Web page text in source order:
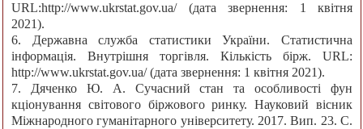
URL:http://www.ukrstat.gov.ua/ (дата звернення: 1 квітня
2021).
6. Державна служба статистики України. Статистична
інформація. Внутрішня торгівля. Кількість бірж. URL:
http://www.ukrstat.gov.ua/ (дата звернення: 1 квітня 2021).
7. Дяченко Ю. А. Сучасний стан та особливості фун
кціонування світового біржового ринку. Науковий вісник
Міжнародного гуманітарного університету. 2017. Вип. 23. С.